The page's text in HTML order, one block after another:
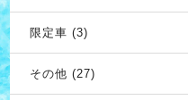
限定車 (3)
その他 (27)